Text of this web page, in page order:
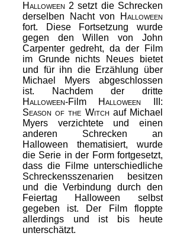
Halloween 2setzt die Schrecken
derselben Nacht von
Halloween
fort. Diese Fortsetzung wurde
gegen den Willen von John
Carpenter gedreht, da der Film
im Grunde nichts Neues bietet
und für ihn die Erzählung über
Michael Myers abgeschlossen
ist. Nachdem der dritte
Halloween-Film Halloween III:
Season of the Witch auf Michael
Myers verzichtete und einen
anderen Schrecken an
Halloween thematisiert, wurde
die Serie in der Form fortgesetzt,
dass die Filme unterschiedliche
Schreckensszenarien besitzen
und die Verbindung durch den
Feiertag Halloween selbst
gegeben ist. Der Film floppte
allerdings und ist bis heute
unterschätzt.